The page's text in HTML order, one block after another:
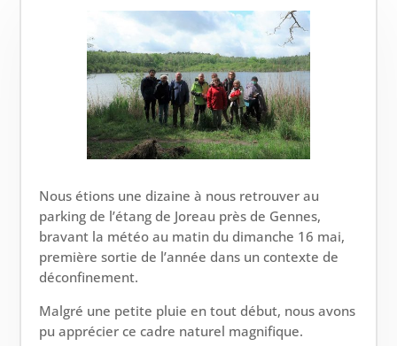
Nous étions une dizaine à nous retrouver au
parking de l’étang de Joreau près de Gennes,
bravant la météo au matin du dimanche 16 mai,
première sortie de l’année dans un contexte de
déconfinement.
Malgré une petite pluie en tout début, nous avons
pu apprécier ce cadre naturel magnifique.